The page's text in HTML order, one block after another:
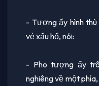
- Tượng ấy hình
vẻ xấu hổ, nói:
- Pho tượng ấy
nghiêng về một